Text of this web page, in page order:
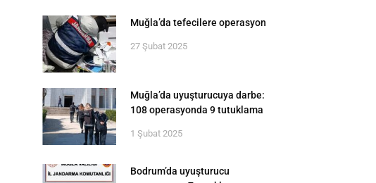
Muğla’da tefecilere operasyon
27 Şubat 2025
Muğla’da uyuşturucuya darbe:
108 operasyonda 9 tutuklama
1 Şubat 2025
Bodrum’da uyuşturucu